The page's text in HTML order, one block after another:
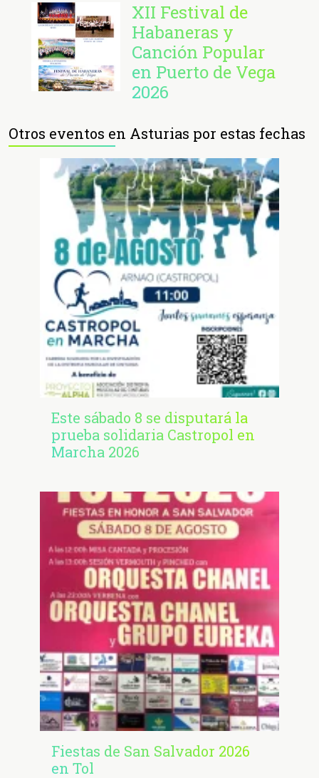
XII Festival de
Habaneras y
Canción Popular
en Puerto de Vega
2026
Otros eventos en Asturias por estas fechas
Este sábado 8 se disputará la
prueba solidaria Castropol en
Marcha 2026
Fiestas de San Salvador 2026
en Tol